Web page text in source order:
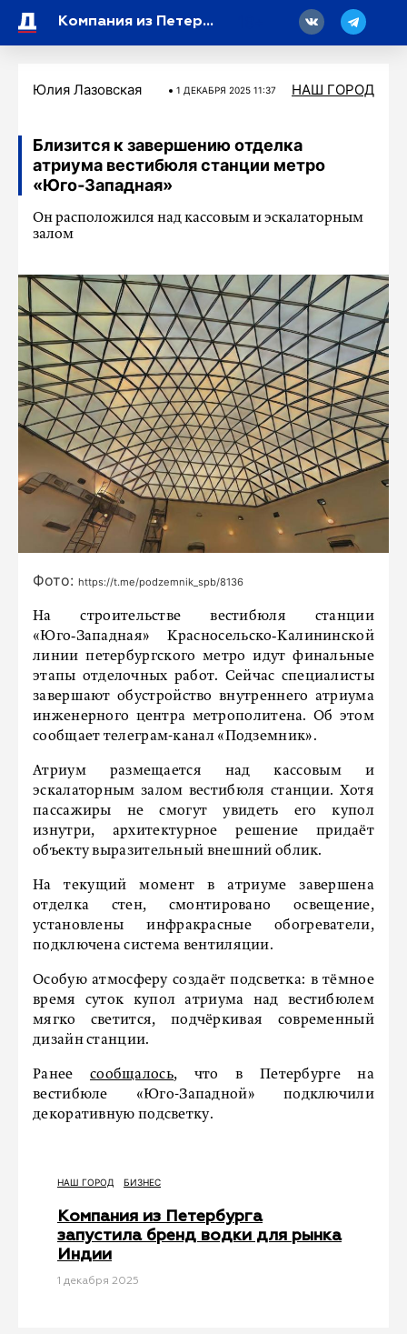
Компания из Петербурга запустила бренд водки для рынка Индии
Юлия Лазовская 1 ДЕКАБРЯ 2025 11:37 НАШ ГОРОД
Близится к завершению отделка
атриума вестибюля станции метро
«Юго‑Западная»
Он расположился над кассовым и эскалаторным
залом
Фото: https://t.me/podzemnik_spb/8136
На строительстве вестибюля станции
«Юго‑Западная» Красносельско‑Калининской
линии петербургского метро идут финальные
этапы отделочных работ. Сейчас специалисты
завершают обустройство внутреннего атриума
инженерного центра метрополитена. Об этом
сообщает телеграм-канал «Подземник».
Атриум размещается над кассовым и
эскалаторным залом вестибюля станции. Хотя
пассажиры не смогут увидеть его купол
изнутри, архитектурное решение придаёт
объекту выразительный внешний облик.
На текущий момент в атриуме завершена
отделка стен, смонтировано освещение,
установлены инфракрасные обогреватели,
подключена система вентиляции.
Особую атмосферу создаёт подсветка: в тёмное
время суток купол атриума над вестибюлем
мягко светится, подчёркивая современный
дизайн станции.
Ранее сообщалось, что в Петербурге на
вестибюле «Юго-Западной» подключили
декоративную подсветку.
НАШ ГОРОД БИЗНЕС
Компания из Петербурга
запустила бренд водки для рынка
Индии
1 декабря 2025